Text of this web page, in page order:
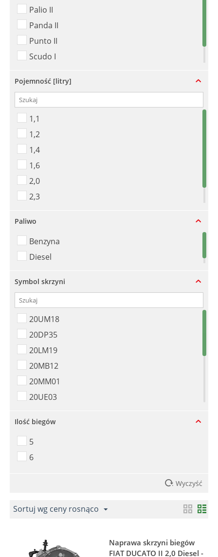
Palio II
Panda II
Punto II
Scudo I
Pojemność [litry]
1,1
1,2
1,4
1,6
2,0
2,3
Paliwo
Benzyna
Diesel
Symbol skrzyni
20UM18
20DP35
20LM19
20MB12
20MM01
20UE03
20UM05
20UM16
PF6 040
Ilość biegów
5
6
. Wyczyść
Sortuj wg ceny rosnąco
Naprawa skrzyni biegów
FIAT DUCATO II 2,0 Diesel -